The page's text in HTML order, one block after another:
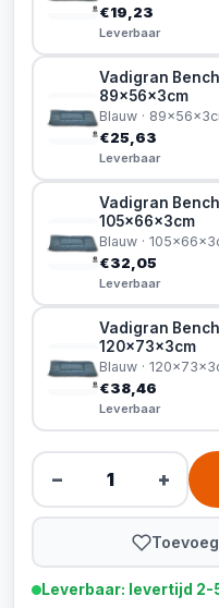
€19,23
Leverbaar
Vadigran
89x56x3cm
Blauw ·
€25,63
Leverbaar
Vadigran
105x66x3cm
Blauw ·
€32,05
Leverbaar
Vadigran
120x73x3cm
Blauw ·
€38,46
Leverbaar
− +
Leverbaar: levertijd 2-